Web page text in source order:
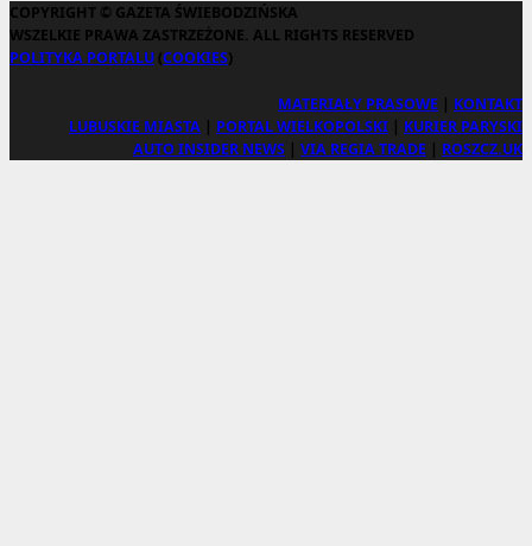
COPYRIGHT © GAZETA ŚWIEBODZIŃSKA
WSZELKIE PRAWA ZASTRZEŻONE. ALL RIGHTS RESERVED
POLITYKA PORTALU (COOKIES)
MATERIAŁY PRASOWE | KONTAKT
LUBUSKIE MIASTA | PORTAL WIELKOPOLSKI | KURIER PARYSKI
AUTO INSIDER NEWS | VIA REGIA TRADE | ROSZCZ.UK